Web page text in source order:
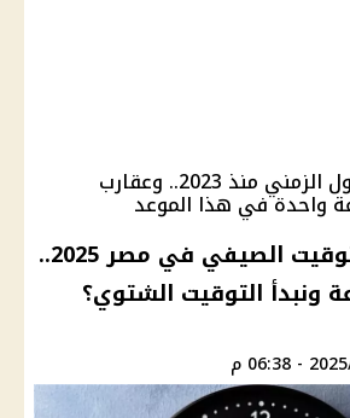
القانون حسم الجدول الزمني منذ 2023.. وعقارب
واحدة في هذا الموعد
موعد انتهاء التوقيت الصيفي في مصر 2025..
ونبدأ التوقيت الشتوي؟